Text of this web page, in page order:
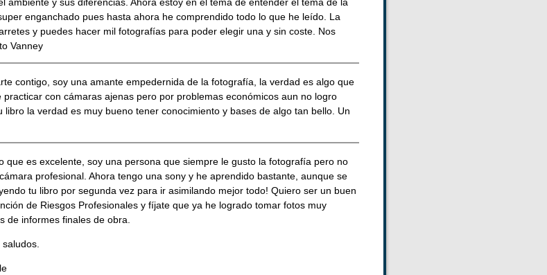
enganchado pues hasta ahora he comprendido todo lo que he leído. La
y puedes hacer mil fotografías para poder elegir una y sin coste. Nos
Vanney
contigo, soy una amante empedernida de la fotografía, la verdad es algo que
con cámaras ajenas pero por problemas económicos aun no logro
la verdad es muy bueno tener conocimiento y bases de algo tan bello. Un
que es excelente, soy una persona que siempre le gusto la fotografía pero no
profesional. Ahora tengo una sony y he aprendido bastante, aunque se
tu libro por segunda vez para ir asimilando mejor todo! Quiero ser un buen
de Riesgos Profesionales y fíjate que ya he logrado tomar fotos muy
de informes finales de obra.